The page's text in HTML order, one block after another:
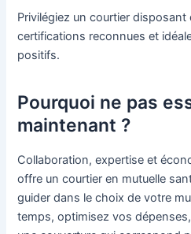
Privilégiez un courtier disposant
certifications reconnues et
positifs.
Pourquoi ne pas
maintenant ?
Collaboration, expertise et
offre un courtier en mutuelle
guider dans le choix de votre
temps, optimisez vos